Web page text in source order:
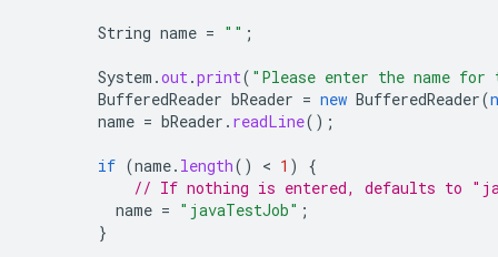
String name = "" ;
System .out.print( "Please enter the name
BufferedReader bReader = new BufferedReader(
name = bReader . readLine();
if (name. length() < 1 )
{
// If nothing is entered, defaults to
name = "javaTestJob" ;
}